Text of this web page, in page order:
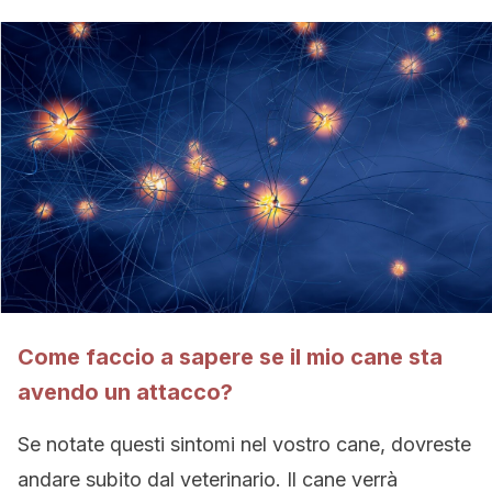
Come faccio a sapere se il mio cane sta
avendo un attacco?
Se notate questi sintomi nel vostro cane, dovreste
andare subito dal veterinario. Il cane verrà